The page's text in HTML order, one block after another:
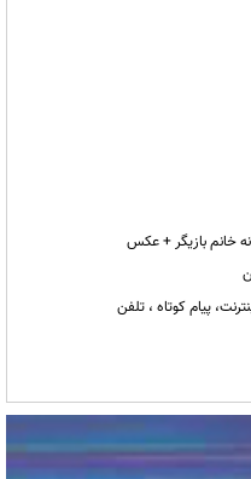
خانم بازیگر + عکس
پیام کوتاه ، تلفن